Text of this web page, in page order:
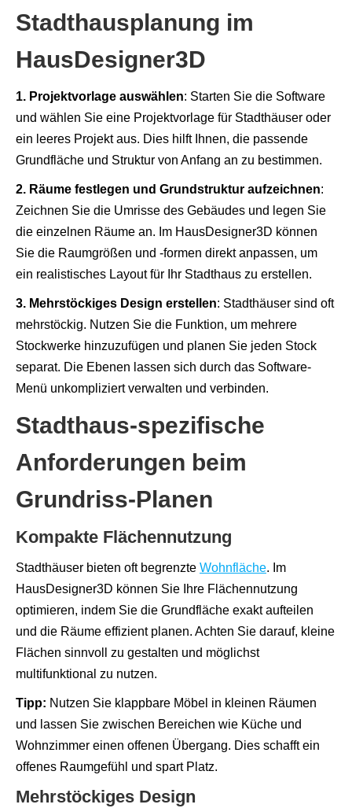
Stadthausplanung im
HausDesigner3D
1. Projektvorlage auswählen: Starten Sie die Software
und wählen Sie eine Projektvorlage für Stadthäuser oder
ein leeres Projekt aus. Dies hilft Ihnen, die passende
Grundfläche und Struktur von Anfang an zu bestimmen.
2. Räume festlegen und Grundstruktur aufzeichnen:
Zeichnen Sie die Umrisse des Gebäudes und legen Sie
die einzelnen Räume an. Im HausDesigner3D können
Sie die Raumgrößen und -formen direkt anpassen, um
ein realistisches Layout für Ihr Stadthaus zu erstellen.
3. Mehrstöckiges Design erstellen: Stadthäuser sind oft
mehrstöckig. Nutzen Sie die Funktion, um mehrere
Stockwerke hinzuzufügen und planen Sie jeden Stock
separat. Die Ebenen lassen sich durch das Software-
Menü unkompliziert verwalten und verbinden.
Stadthaus-spezifische
Anforderungen beim
Grundriss-Planen
Kompakte Flächennutzung
Stadthäuser bieten oft begrenzte Wohnfläche. Im
HausDesigner3D können Sie Ihre Flächennutzung
optimieren, indem Sie die Grundfläche exakt aufteilen
und die Räume effizient planen. Achten Sie darauf, kleine
Flächen sinnvoll zu gestalten und möglichst
multifunktional zu nutzen.
Tipp: Nutzen Sie klappbare Möbel in kleinen Räumen
und lassen Sie zwischen Bereichen wie Küche und
Wohnzimmer einen offenen Übergang. Dies schafft ein
offenes Raumgefühl und spart Platz.
Mehrstöckiges Design